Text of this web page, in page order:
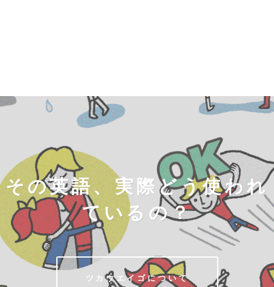
その英語、実際どう使われ
ているの？
ツカウエイゴについて